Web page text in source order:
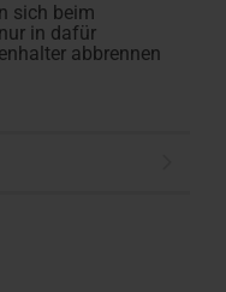
sich beim
in dafür
abbrennen